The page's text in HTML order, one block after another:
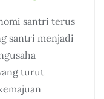
santri terus
santri menjadi
turut